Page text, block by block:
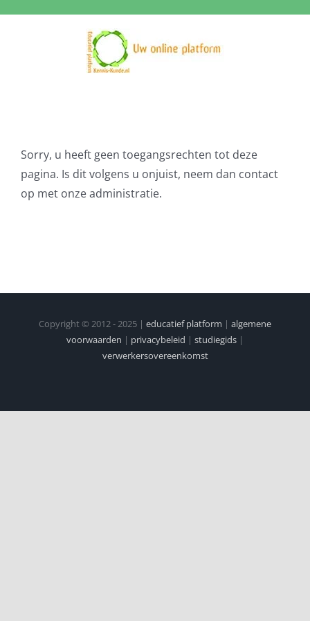
Sorry, u heeft geen toegangsrechten tot deze
pagina. Is dit volgens u onjuist, neem dan contact
op met onze administratie.
Copyright © 2012 - 2025 | educatief platform | algemene
voorwaarden | privacybeleid | studiegids |
verwerkersovereenkomst